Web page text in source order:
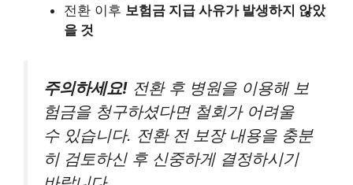
전환 이후 보험금 지급 사유가 발생하지 않았
을 것
주의하세요! 전환 후 병원을 이용해 보
험금을 청구하셨다면 철회가 어려울
수 있습니다. 전환 전 보장 내용을 충분
히 검토하신 후 신중하게 결정하시기